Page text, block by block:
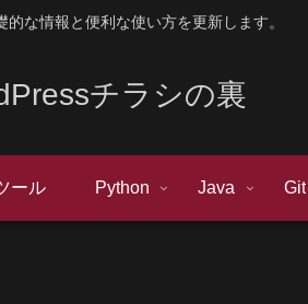
的な情報と便利な使い方を更新します。
チラシの裏
ール Python Java Git